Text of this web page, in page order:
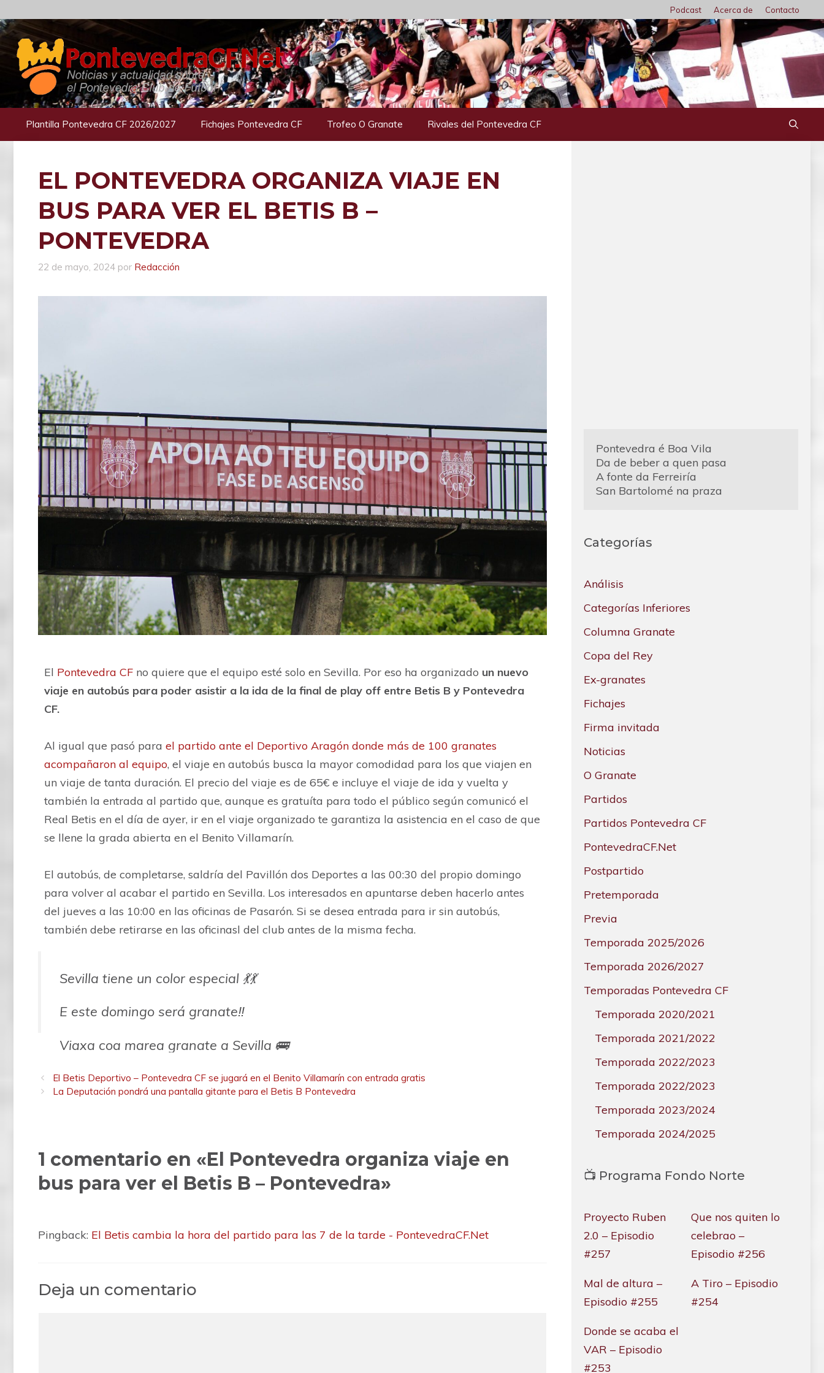
al
contenido
Podcast Acerca de Contacto
Plantilla Pontevedra CF 2026/2027 Fichajes Pontevedra CF Trofeo O Granate Rivales del Pontevedra CF
EL PONTEVEDRA ORGANIZA VIAJE EN
BUS PARA VER EL BETIS B –
PONTEVEDRA
22 de mayo, 2024 por Redacción
El Pontevedra CF no quiere que el equipo esté solo en Sevilla. Por eso ha organizado un nuevo
viaje en autobús para poder asistir a la ida de la final de play off entre Betis B y Pontevedra
CF.
Al igual que pasó para el partido ante el Deportivo Aragón donde más de 100 granates
acompañaron al equipo, el viaje en autobús busca la mayor comodidad para los que viajen en
un viaje de tanta duración. El precio del viaje es de 65€ e incluye el viaje de ida y vuelta y
también la entrada al partido que, aunque es gratuíta para todo el público según comunicó el
Real Betis en el día de ayer, ir en el viaje organizado te garantiza la asistencia en el caso de que
se llene la grada abierta en el Benito Villamarín.
El autobús, de completarse, saldría del Pavillón dos Deportes a las 00:30 del propio domingo
para volver al acabar el partido en Sevilla. Los interesados en apuntarse deben hacerlo antes
del jueves a las 10:00 en las oficinas de Pasarón. Si se desea entrada para ir sin autobús,
también debe retirarse en las oficinasl del club antes de la misma fecha.
Sevilla tiene un color especial 💃💃
E este domingo será granate‼️
Viaxa coa marea granate a Sevilla 🚌
Prezo: 65€ (inclúe bus de ida e volta e entrada gratuita)
pic.twitter.com/WzfJ242Sah
— Pontevedra CF 🦴 (@PontevedraCFSAD)May 21, 2024
El Betis Deportivo – Pontevedra CF se jugará en el Benito Villamarín con entrada gratis
La Deputación pondrá una pantalla gitante para el Betis B Pontevedra
1 comentario en «El Pontevedra organiza viaje en
bus para ver el Betis B – Pontevedra»
Pingback: El Betis cambia la hora del partido para las 7 de la tarde - PontevedraCF.Net
Deja un comentario
Pontevedra é Boa Vila
Da de beber a quen pasa
A fonte da Ferreiría
San Bartolomé na praza
Categorías
Análisis
Categorías Inferiores
Columna Granate
Copa del Rey
Ex-granates
Fichajes
Firma invitada
Noticias
O Granate
Partidos
Partidos Pontevedra CF
PontevedraCF.Net
Postpartido
Pretemporada
Previa
Temporada 2025/2026
Temporada 2026/2027
Temporadas Pontevedra CF
Temporada 2020/2021
Temporada 2021/2022
Temporada 2022/2023
Temporada 2022/2023
Temporada 2023/2024
Temporada 2024/2025
📺 Programa Fondo Norte
Proyecto Ruben
2.0 – Episodio
#257
Que nos quiten lo
celebrao –
Episodio #256
Mal de altura –
Episodio #255
A Tiro – Episodio
#254
Donde se acaba el
VAR – Episodio
#253